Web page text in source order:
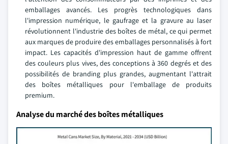
emballages avancés. Les progrès technologiques dans
l'impression numérique, le gaufrage et la gravure au laser
révolutionnent l'industrie des boîtes de métal, ce qui permet
aux marques de produire des emballages personnalisés à fort
impact. Les capacités d'impression haut de gamme offrent
des couleurs plus vives, des conceptions à 360 degrés et des
possibilités de branding plus grandes, augmentant l'attrait
des boîtes métalliques pour l'emballage de produits
premium.
Analyse du marché des boîtes métalliques